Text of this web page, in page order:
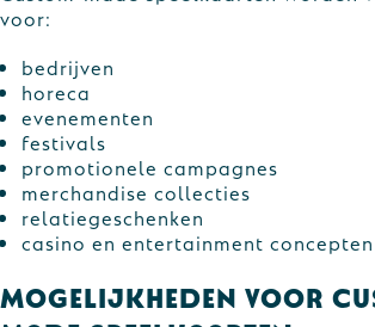
voor:
bedrijven
horeca
evenementen
festivals
promotionele campagnes
merchandise collecties
relatiegeschenken
casino en entertainment concepten
Mogelijkheden voor